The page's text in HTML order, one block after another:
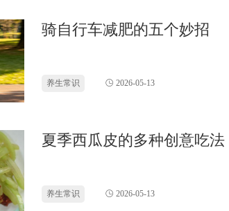
骑自行车减肥的五个妙招
养生常识 2026-05-13
夏季西瓜皮的多种创意吃法
养生常识 2026-05-13